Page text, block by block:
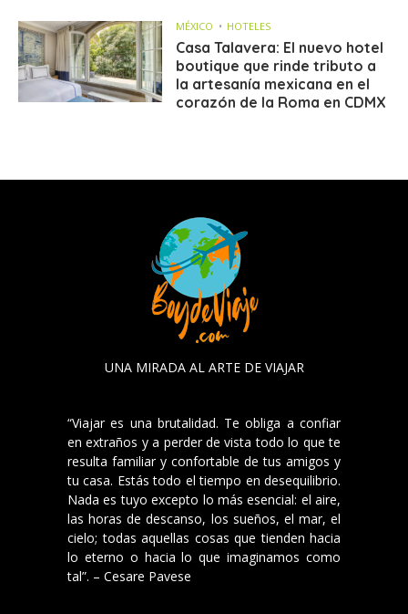
MÉXICO HOTELES
Casa Talavera: El nuevo hotel
boutique que rinde tributo a
la artesanía mexicana en el
corazón de la Roma en CDMX
UNA MIRADA AL ARTE DE VIAJAR
“Viajar es una brutalidad. Te obliga a confiar
en extraños y a perder de vista todo lo que te
resulta familiar y confortable de tus amigos y
tu casa. Estás todo el tiempo en desequilibrio.
Nada es tuyo excepto lo más esencial: el aire,
las horas de descanso, los sueños, el mar, el
cielo; todas aquellas cosas que tienden hacia
lo eterno o hacia lo que imaginamos como
tal”. – Cesare Pavese